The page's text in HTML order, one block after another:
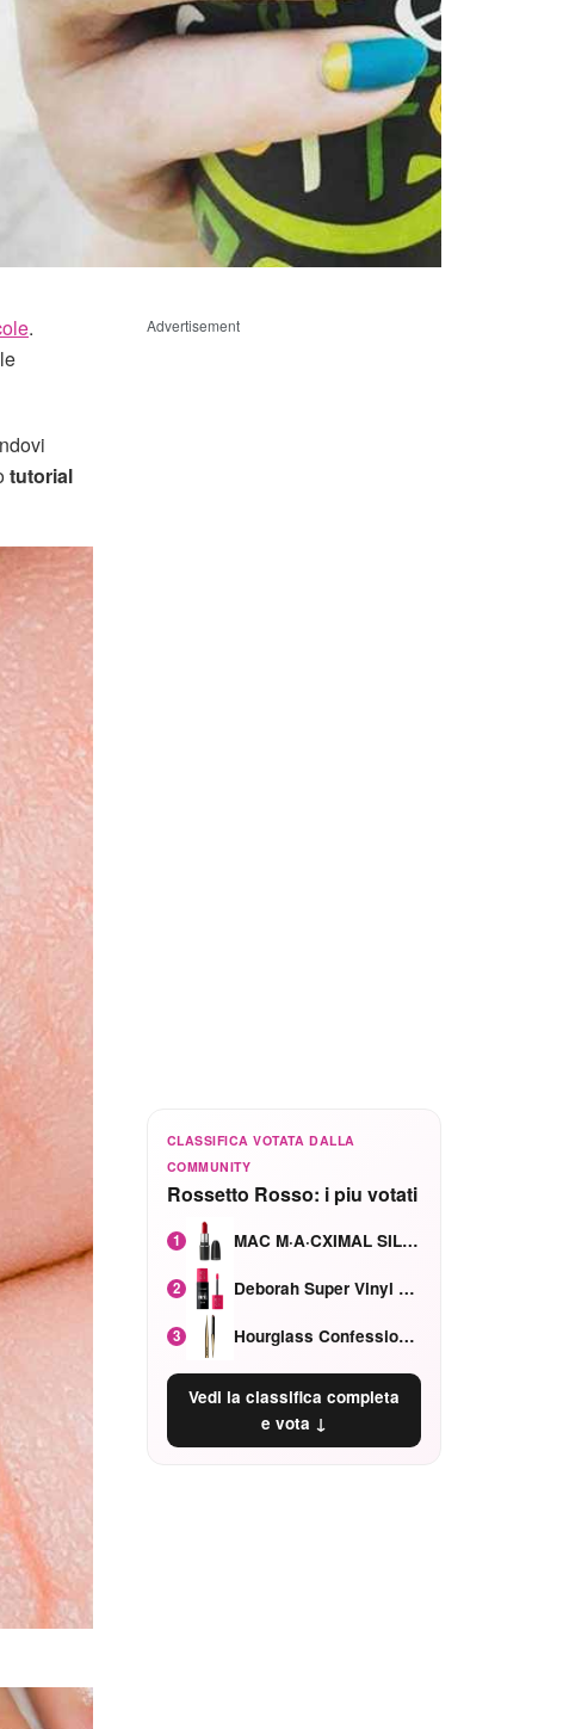
.
tutorial
Advertisement
CLASSIFICA VOTATA DALLA
COMMUNITY
Rossetto Rosso: i piu votati
1 MAC M·A·CXIMAL SILKY MATTE Red Rock mat
2 Deborah Super Vinyl Shake Rosa Ciliegia
3 Hourglass Confession Ricaricabile Ultra Preciso Ad Alta Intensità Secretly Classic Red
Vedi la classifica completa
e vota ↓